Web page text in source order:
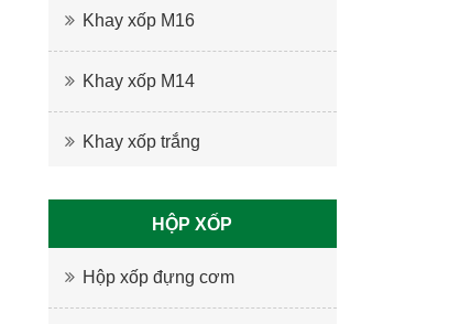
Khay xốp M16
Khay xốp M14
Khay xốp trắng
HỘP XỐP
Hộp xốp đựng cơm